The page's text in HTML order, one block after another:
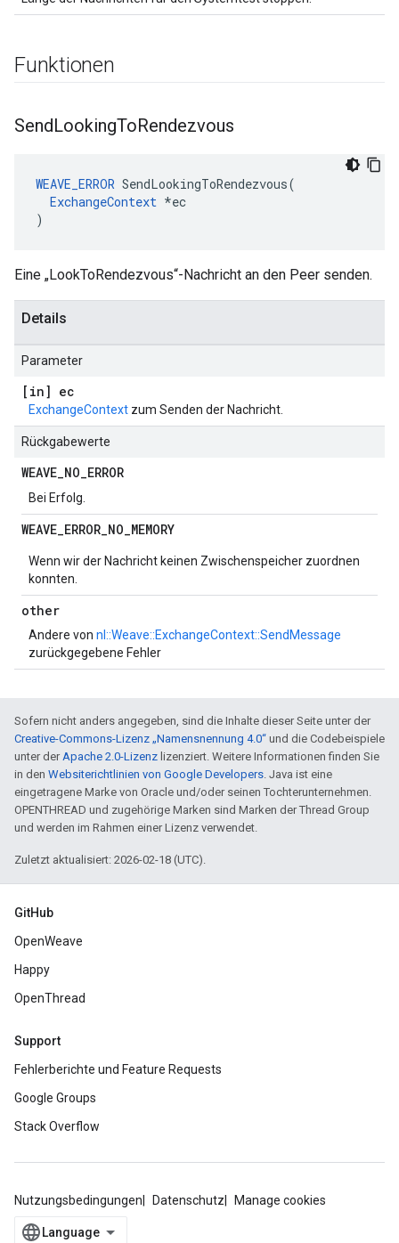
Funktionen
SendLookingToRendezvous
WEAVE_ERROR SendLookingToRendezvous(
ExchangeContext *ec
)
Eine „LookToRendezvous“-Nachricht an den Peer senden.
Details
Parameter
[in] ec
ExchangeContext zum Senden der Nachricht.
Rückgabewerte
WEAVE_NO_ERROR
Bei Erfolg.
WEAVE_ERROR_NO_MEMORY
Wenn wir der Nachricht keinen Zwischenspeicher zuordnen
konnten.
other
Andere von nl::Weave::ExchangeContext::SendMessage
zurückgegebene Fehler
Sofern nicht anders angegeben, sind die Inhalte dieser Seite unter der
Creative-Commons-Lizenz „Namensnennung 4.0“ und die Codebeispiele
unter derApache 2.0-Lizenz lizenziert. Weitere Informationen finden Sie
in den Websiterichtlinien von Google Developers. Java ist eine
eingetragene Marke von Oracle und/oder seinen Tochterunternehmen.
OPENTHREAD und zugehörige Marken sind Marken der Thread Group
und werden im Rahmen einer Lizenz verwendet.
Zuletzt aktualisiert: 2026-02-18 (UTC).
GitHub
OpenWeave
Happy
OpenThread
Support
Fehlerberichte und Feature Requests
Google Groups
Stack Overflow
Nutzungsbedingungen Datenschutz Manage cookies